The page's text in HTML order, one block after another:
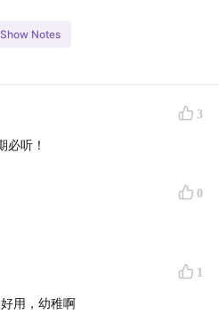
位零零后在校大学生是一名开
一个 PPT，感兴趣的听众可
参与开源项目的过程中，他不
过不少“宝贵”的坑，帮助大家
他独特的视角和宝贵经验：如
别那些用心打造的优质项目？
Notes
3
必听！
0
1
用，幼稚啊